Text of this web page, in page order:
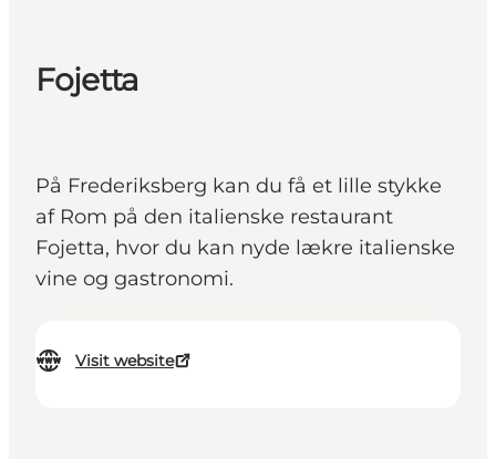
Fojetta
På Frederiksberg kan du få et lille stykke
af Rom på den italienske restaurant
Fojetta, hvor du kan nyde lækre italienske
vine og gastronomi.
Visit website